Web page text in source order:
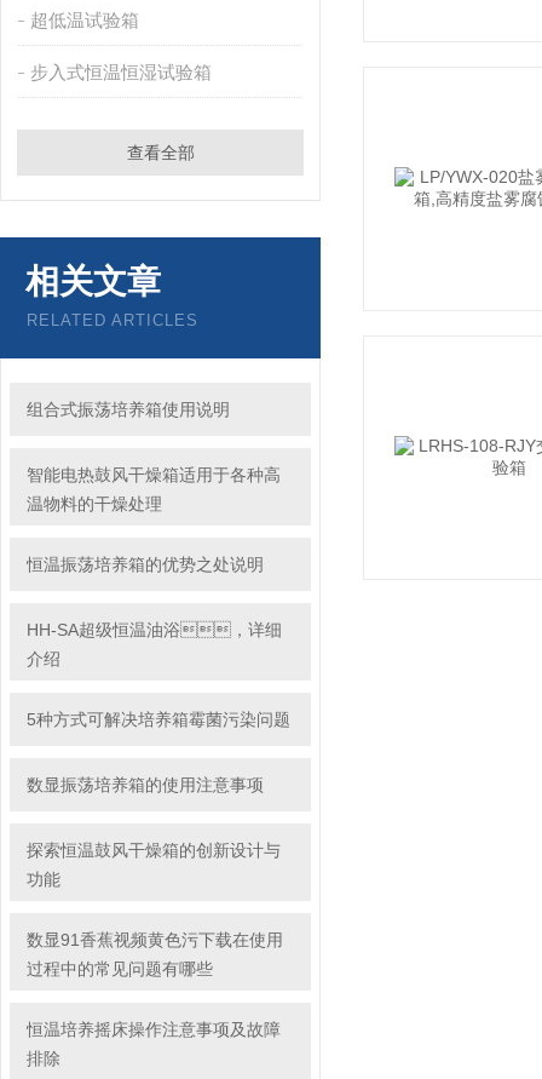
超低温试验箱
步入式恒温恒湿试验箱
查看全部
相关文章
RELATED ARTICLES
组合式振荡培养箱使用说明
智能电热鼓风干燥箱适用于各种高
温物料的干燥处理
恒温振荡培养箱的优势之处说明
HH-SA超级恒温油浴，详细
介绍
5种方式可解决培养箱霉菌污染问题
数显振荡培养箱的使用注意事项
探索恒温鼓风干燥箱的创新设计与
功能
数显91香蕉视频黄色污下载在使用
过程中的常见问题有哪些
恒温培养摇床操作注意事项及故障
排除